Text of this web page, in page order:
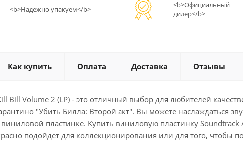
<b>Надежно упакуем</b>
<b>Официальный
дилер</b>
Как купить Оплата Доставка Отзывы
Bill Volume 2 (LP) - это отличный выбор для любителей
"Убить Билла: Второй акт". Вы можете наслаждаться
пластинке. Купить виниловую пластинку
подойдет для коллекционирования или для того, чтобы